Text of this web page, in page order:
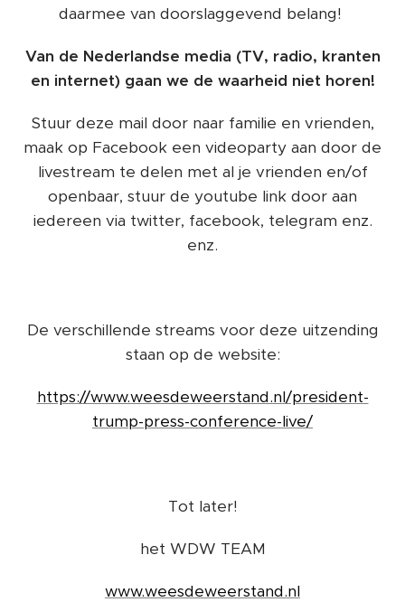
daarmee van doorslaggevend belang!
Van de Nederlandse media (TV, radio, kranten
en internet) gaan we de waarheid niet horen!
Stuur deze mail door naar familie en vrienden,
maak op Facebook een videoparty aan door de
livestream te delen met al je vrienden en/of
openbaar, stuur de youtube link door aan
iedereen via twitter, facebook, telegram enz.
enz.
De verschillende streams voor deze uitzending
staan op de website:
https://www.weesdeweerstand.nl/president-
trump-press-conference-live/
Tot later!
het WDW TEAM
www.weesdeweerstand.nl